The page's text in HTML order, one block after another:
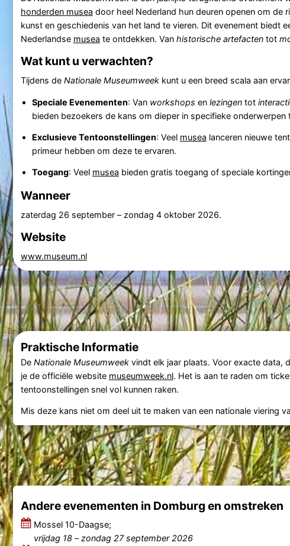
honderden musea door heel Nederland hun deuren openen om de
kunst en geschiedenis van het land te vieren. Dit evenement biedt
Nederlandse musea te ontdekken. Van historische artefactentot
Wat kunt u verwachten?
Tijdens de Nationale Museumweekkunt u een breed scala aan
Speciale Evenementen: Van workshops en lezingentot
bieden bezoekers de kans om dieper in specifieke
Exclusieve Tentoonstellingen: Veel musea lanceren nieuwe
primeur hebben om deze te ervaren.
Toegang: Veel musea bieden gratis toegang of speciale
Wanneer
zaterdag 26 september– zondag 4 oktober 2026.
Website
www.museum.nl
Praktische Informatie
De Nationale Museumweekvindt elk jaar plaats. Voor exacte data,
je de officiële website museumweek.nl. Het is aan te raden om
tentoonstellingen snel vol kunnen raken.
Mis deze kans niet om deel uit te maken van een nationale viering
Andere evenementen in Domburg en omstreken
Mossel 10-Daagse;
vrijdag 18–zondag 27 september 2026